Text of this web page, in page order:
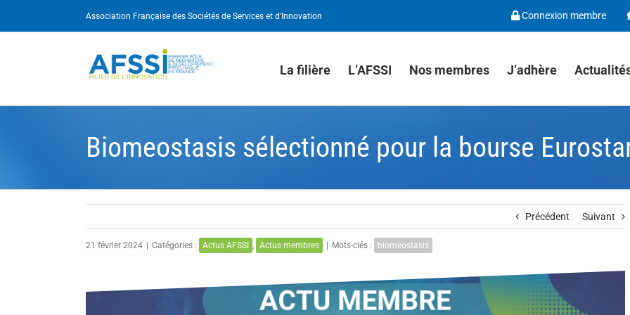
contenu
Association Française des Sociétés de Services et d'Innovation Connexion membre
La filière L’AFSSI Nos membres J’adhère
Biomeostasis sélectionné pour la bourse
Précédent Suivant
21 février 2024 Catégories : Actus AFSSI , Actus membres Mots-clés : biomeostasis
l'image